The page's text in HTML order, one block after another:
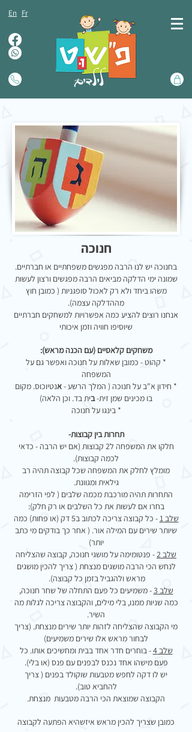
En Fr
חנוכה
בחנוכה יש לנו הרבה מפגשים משפחתיים או חברתיים.
שמונה ימי הדלקה מביאים הרבה מפגשים ורצון לעשות
משהו ביחד ולא רק לאכול סופגניות ( כמובן חוץ
מההדלקה עצמה).
אנחנו רוצים להציע כמה אפשרויות למשחקים חברתיים
שיוסיפו חוויה וזמן איכותי
משחקים קלאסיים (עם הכנה מראש):
* קהוט - כמובן שאלות על חנוכה ואפשר גם על
המשפחה
* חידון א"ב על חנוכה ( המלך הרשע -אנטיוכוס. מקום
בו מכינים שמן זית-בית בד. וכן הלאה)
* בינגו על חנוכה
תחרות בין קבוצות-
חלקו את המשפחה ל2 קבוצות (אם יש הרבה - כדאי
לכמה קבוצות).
מומלץ לחלק את המשפחה שכל קבוצה תהיה רב
גילאית ומגוונת.
התחרות תהיה מורכבת מכמה שלבים ( לפי הזרימה
בחרו אם לעשות את כל השלבים או רק חלק):
שלב 1 - כל קבוצה צריכה לכתוב ב5 דק (או פחות)
כמה
שיותר שירים עם המילה אור. ( אחר כך בודקים מי כתב
יותר)
שלב 2
- פנטומימה על מושגי חנוכה, קבוצה שהצליחה
לנחש הכי הרבה מושגים מנצחת ( צריך להכין מושגים
מראש ולהגביל בזמן כל קבוצה).
שלב 3 - משמיעים כל פעם התחלה של שחר חנוכה,
כמה שניות ממנו, בלי מילים, והקבוצה צריכה לגלות מה
השיר.
מי הקבוצה שהצליחה לזהות יותר שירים מנצחת. (צריך
לבחור מראש אלו שירים משמיעים)
שלב 4 - בוחרים חדר אחד בבית ומחשיכים אותו. כל
פעם מישהו אחד נכנס לבפנים עם פנס (או בלי).
יש לו דקה לחפש מטבעות שוקולד בפנים ( צריך
להחביא טוב).
הקבוצה שמוצאת הכי הרבה מטבעות מנצחת.
כמובן שצריך להכין מראש איזשהיא הפתעה לקבוצה